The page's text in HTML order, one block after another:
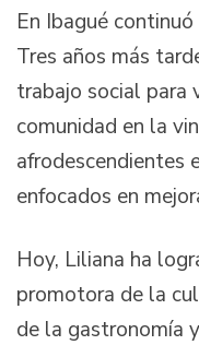
En Ibagué
Tres años más
trabajo social para
comunidad en la
afrodescendientes
enfocados en
Hoy, Liliana ha
promotora de la
de la gastronomía